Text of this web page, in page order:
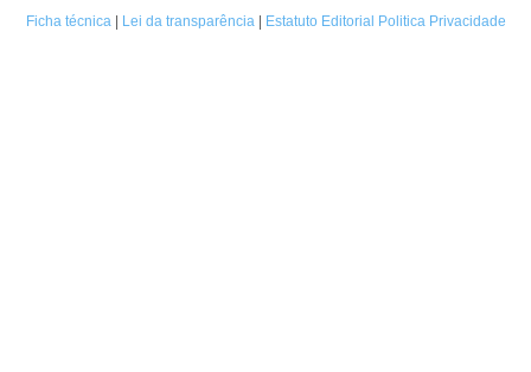
Ficha técnica| Lei da transparência| Estatuto Editorial Politica Privacidade